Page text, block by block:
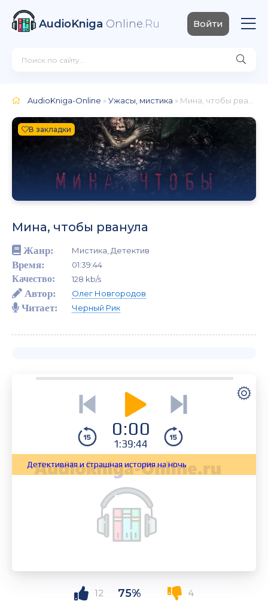
AudioKniga Online.Ru Войти
AudioKniga-Online »Ужасы, мистика » Мина, чтобы рванула
В закладки
Мина, чтобы рванула
Жанр: Мистика, Детектив
Время:
01:39:44
Качество:
128 kb/s
Автор: Олег Новгородов
Читает: Черный Рик
0:00
1:39:44
Детективная и страшная история на ночь
12 75% 4